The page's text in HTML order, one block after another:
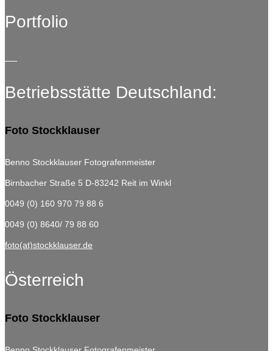
Portfolio
Betriebsstätte Deutschland:
Foto Stockklauser
Benno Stockklauser Fotografenmeister
Birnbacher Straße 5 D-83242 Reit im Winkl
0049 (0) 160 970 79 88 6
0049 (0) 8640/ 79 88 60
foto(at)stockklauser.de
Österreich
Foto Stockklauser